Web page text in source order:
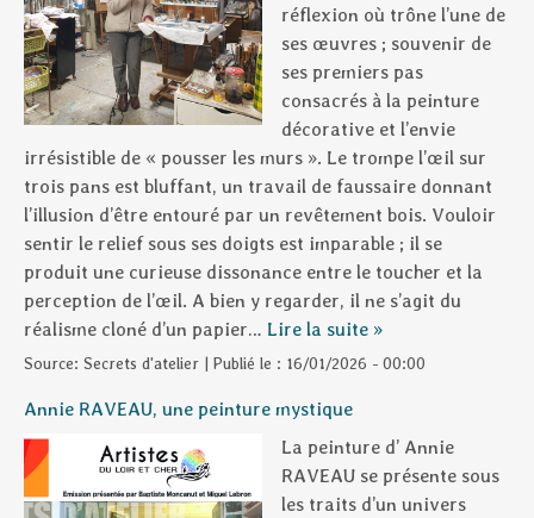
réflexion où trône l’une de
ses œuvres ; souvenir de
ses premiers pas
consacrés à la peinture
décorative et l’envie
irrésistible de « pousser les murs ». Le trompe l’œil sur
trois pans est bluffant, un travail de faussaire donnant
l’illusion d’être entouré par un revêtement bois. Vouloir
sentir le relief sous ses doigts est imparable ; il se
produit une curieuse dissonance entre le toucher et la
perception de l’œil. A bien y regarder, il ne s’agit du
réalisme cloné d’un papier… Lire la suite »
Source: Secrets d'atelier | Publié le : 16/01/2026 - 00:00
Annie RAVEAU, une peinture mystique
La peinture d’ Annie
RAVEAU se présente sous
les traits d’un univers